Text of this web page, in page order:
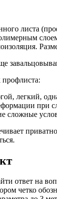
листа
профлиста:
легкий,
при
ответ на
четко